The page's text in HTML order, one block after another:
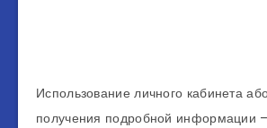
Использование личного кабинета
получения подробной информации